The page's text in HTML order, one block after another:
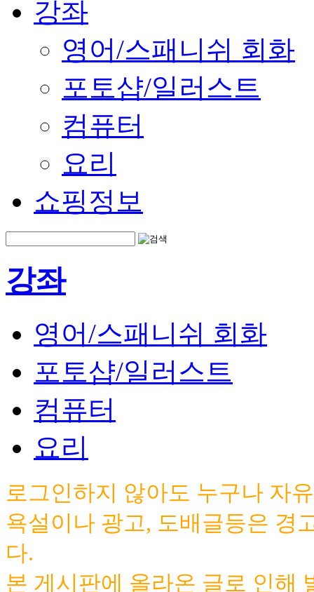
강좌
영어/스패니쉬 회화
포토샵/일러스트
컴퓨터
요리
쇼핑정보
강좌
영어/스패니쉬 회화
포토샵/일러스트
컴퓨터
요리
로그인하지 않아도 누구나 자
욕설이나 광고, 도배글등은 경
다.
본 게시판에 올라온 글로 인해